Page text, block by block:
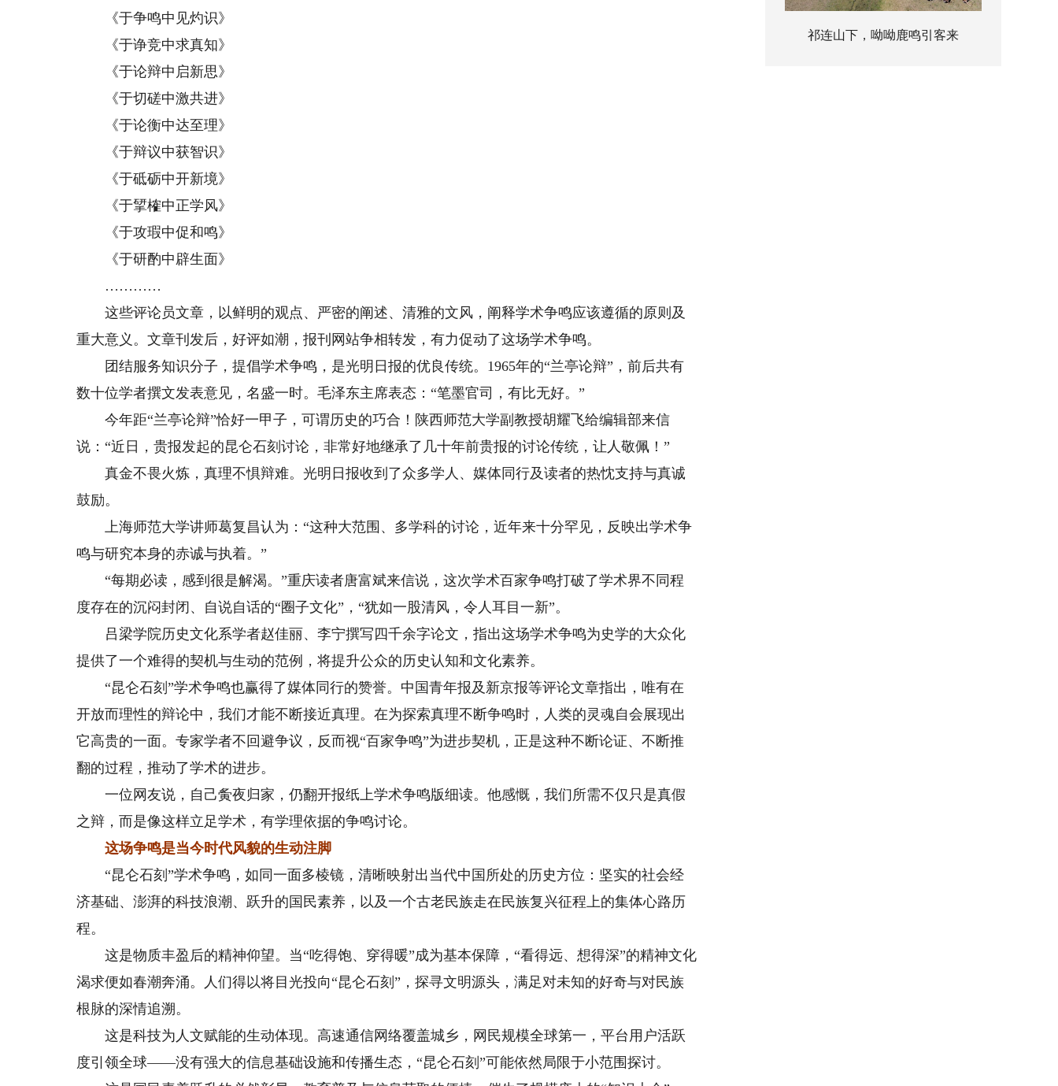
《于争鸣中见灼识》
《于诤竞中求真知》
《于论辩中启新思》
《于切磋中激共进》
《于论衡中达至理》
《于辩议中获智识》
《于砥砺中开新境》
《于揅榷中正学风》
《于攻瑕中促和鸣》
《于研酌中辟生面》
…………
这些评论员文章，以鲜明的观点、严密的阐述、清雅的文风，阐释学术争鸣应该遵循的原则及
重大意义。文章刊发后，好评如潮，报刊网站争相转发，有力促动了这场学术争鸣。
团结服务知识分子，提倡学术争鸣，是光明日报的优良传统。1965年的“兰亭论辩”，前后共有
数十位学者撰文发表意见，名盛一时。毛泽东主席表态：“笔墨官司，有比无好。”
今年距“兰亭论辩”恰好一甲子，可谓历史的巧合！陕西师范大学副教授胡耀飞给编辑部来信
说：“近日，贵报发起的昆仑石刻讨论，非常好地继承了几十年前贵报的讨论传统，让人敬佩！”
真金不畏火炼，真理不惧辩难。光明日报收到了众多学人、媒体同行及读者的热忱支持与真诚
鼓励。
上海师范大学讲师葛复昌认为：“这种大范围、多学科的讨论，近年来十分罕见，反映出学术争
鸣与研究本身的赤诚与执着。”
“每期必读，感到很是解渴。”重庆读者唐富斌来信说，这次学术百家争鸣打破了学术界不同程
度存在的沉闷封闭、自说自话的“圈子文化”，“犹如一股清风，令人耳目一新”。
吕梁学院历史文化系学者赵佳丽、李宁撰写四千余字论文，指出这场学术争鸣为史学的大众化
提供了一个难得的契机与生动的范例，将提升公众的历史认知和文化素养。
“昆仑石刻”学术争鸣也赢得了媒体同行的赞誉。中国青年报及新京报等评论文章指出，唯有在
开放而理性的辩论中，我们才能不断接近真理。在为探索真理不断争鸣时，人类的灵魂自会展现出
它高贵的一面。专家学者不回避争议，反而视“百家争鸣”为进步契机，正是这种不断论证、不断推
翻的过程，推动了学术的进步。
一位网友说，自己夤夜归家，仍翻开报纸上学术争鸣版细读。他感慨，我们所需不仅只是真假
之辩，而是像这样立足学术，有学理依据的争鸣讨论。
这场争鸣是当今时代风貌的生动注脚
“昆仑石刻”学术争鸣，如同一面多棱镜，清晰映射出当代中国所处的历史方位：坚实的社会经
济基础、澎湃的科技浪潮、跃升的国民素养，以及一个古老民族走在民族复兴征程上的集体心路历
程。
这是物质丰盈后的精神仰望。当“吃得饱、穿得暖”成为基本保障，“看得远、想得深”的精神文化
渴求便如春潮奔涌。人们得以将目光投向“昆仑石刻”，探寻文明源头，满足对未知的好奇与对民族
根脉的深情追溯。
这是科技为人文赋能的生动体现。高速通信网络覆盖城乡，网民规模全球第一，平台用户活跃
度引领全球——没有强大的信息基础设施和传播生态，“昆仑石刻”可能依然局限于小范围探讨。
祁连山下，呦呦鹿鸣引客来